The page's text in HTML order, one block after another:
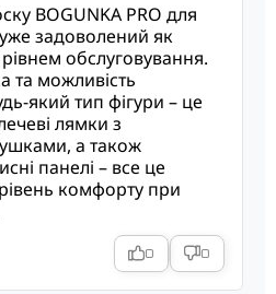
BOGUNKA PRO для
задоволений як
рівнем обслуговування.
та можливість
який тип фігури – це
лямки з
а також
панелі – все це
комфорту при
0 0